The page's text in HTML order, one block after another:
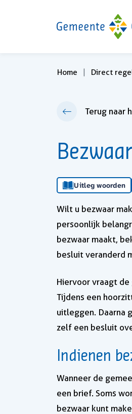
Home Direct
Terug naar
Uitleg woorden
Wilt u bezwaar
persoonlijk
bezwaar maakt,
besluit veranderd
Hiervoor vraagt
Tijdens een
uitleggen. Daarna
zelf een besluit
Indienen
Wanneer de
een brief. Soms
bezwaar kunt